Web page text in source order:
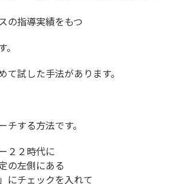
の指導実績をもつ
て試した手法があります。
チする方法です。
２２時代に
の左側にある
にチェックを入れて